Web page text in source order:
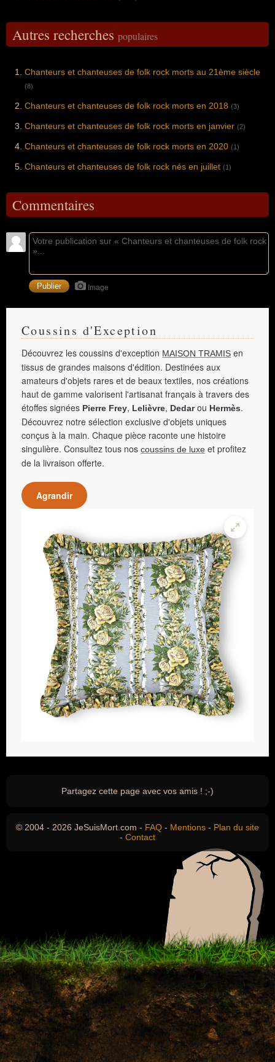
Autres recherches populaires
Chanteurs et chanteuses de folk rock morts au 21ème siècle
(8)
Chanteurs et chanteuses de folk rock morts en 2018 (3)
Chanteurs et chanteuses de folk rock morts en janvier (2)
Chanteurs et chanteuses de folk rock morts en 2020 (1)
Chanteurs et chanteuses de folk rock nés en juillet (1)
Commentaires
Image
Coussins d'Exception
Découvrez les coussins d'exception MAISON TRAMIS en
tissus de grandes maisons d'édition. Destinées aux
amateurs d'objets rares et de beaux textiles, nos créations
haut de gamme valorisent l'artisanat français à travers des
étoffes signées Pierre Frey, Lelièvre, Dedarou Hermès.
Découvrez notre sélection exclusive d'objets uniques
conçus à la main. Chaque pièce raconte une histoire
singulière. Consultez tous nos coussins de luxe et profitez
de la livraison offerte.
Agrandir
Partagez cette page avec vos amis ! ;-)
© 2004 - 2026 JeSuisMort.com - FAQ - Mentions - Plan du site
- Contact